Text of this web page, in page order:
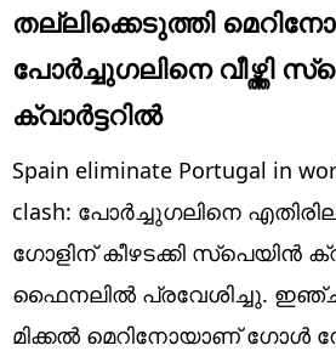
Sports
Lifestyle
world
Technology
Web Story
തല്ലിക്കെടുത്തി
പോർച്ചുഗലിനെ വീഴ്ത്തി
ക്വാർട്ടറിൽ
Spain eliminate Portugal in
clash: പോര്‍ച്ചുഗലിനെ
ഗോളിന് കീഴടക്കി സ്‌പെയിന്‍
ഫൈനലില്‍ പ്രവേശിച്ചു.
മിക്കല്‍ മെറിനോയാണ് ഗോള്‍